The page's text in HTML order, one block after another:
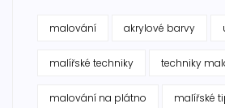
malování akrylové barvy
malířské techniky techniky
malování na plátno malířské